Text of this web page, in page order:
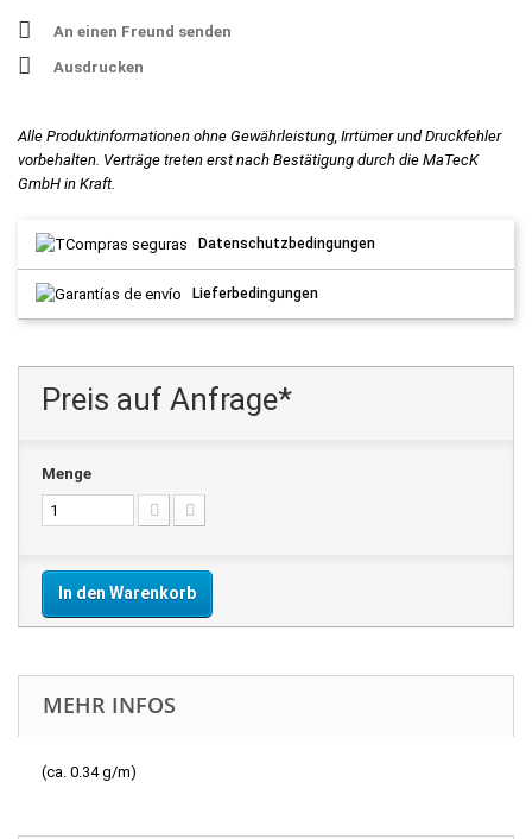
An einen Freund senden
Ausdrucken
Alle Produktinformationen ohne Gewährleistung, Irrtümer und Druckfehler
vorbehalten. Verträge treten erst nach Bestätigung durch die MaTecK
GmbH in Kraft.
Datenschutzbedingungen
Lieferbedingungen
Preis auf Anfrage*
Menge
In den Warenkorb
MEHR INFOS
(ca. 0.34 g/m)